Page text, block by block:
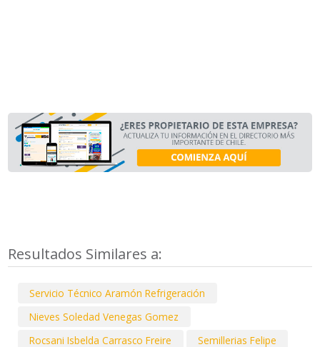
Resultados Similares a:
Servicio Técnico Aramón Refrigeración
Nieves Soledad Venegas Gomez
Rocsani Isbelda Carrasco Freire
Semillerias Felipe